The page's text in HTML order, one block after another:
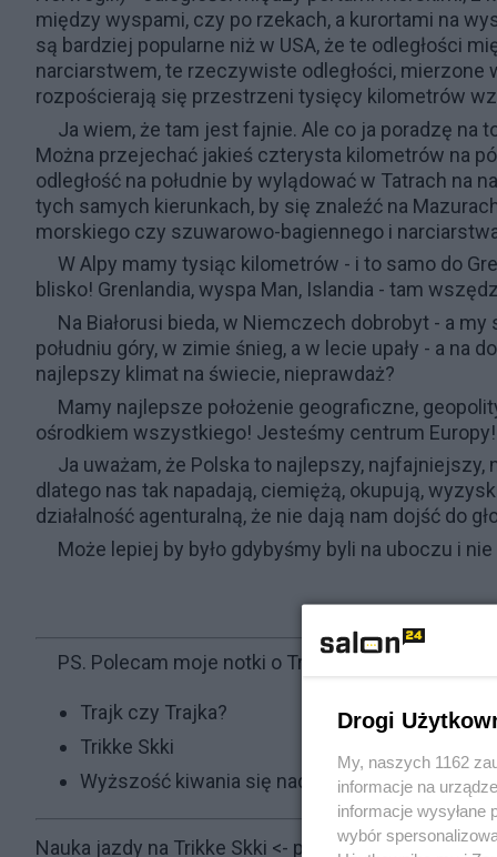
między wyspami, czy po rzekach, a kurortami na
są bardziej popularne niż w USA, że te odległości
narciarstwem, te rzeczywiste odległości,
rozpościerają się przestrzeni tysięcy kilometrów
Ja wiem, że tam jest fajnie. Ale co ja poradzę na
Można przejechać jakieś czterysta kilometrów na
odległość na południe by wylądować w Tatrach na
tych samych kierunkach, by się znaleźć na
morskiego czy szuwarowo-bagiennego i
W Alpy mamy tysiąc kilometrów - i to samo do
blisko! Grenlandia, wyspa Man, Islandia - tam
Na Białorusi bieda, w Niemczech dobrobyt - a
południu góry, w zimie śnieg, a w lecie upały - a na
najlepszy klimat na świecie, nieprawdaż?
Mamy najlepsze położenie geograficzne,
ośrodkiem wszystkiego! Jesteśmy centrum
Ja uważam, że Polska to najlepszy,
dlatego nas tak napadają, ciemiężą, okupują,
działalność agenturalną, że nie dają nam dojść do
Może lepiej by było gdybyśmy byli na uboczu i
PS. Polecam moje notki o Trikke Skki:
Trajk czy Trajka?
Trikke Skki
Wyższość kiwania się nad kucaniem!
Nauka jazdy na Trikke Skki <- poprzednia notka
Drogi
My, naszych 1162
informacje na
informacje wysyłane
wybór